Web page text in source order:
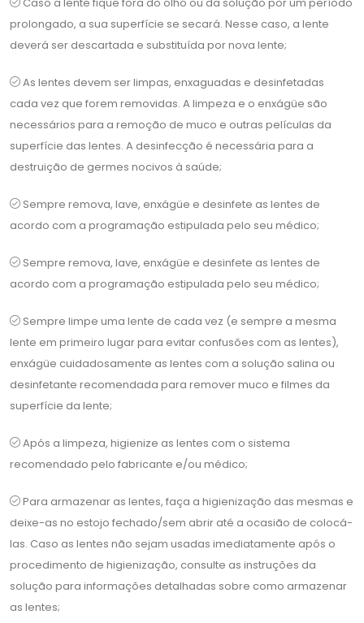
prolongado, a sua superfície se secará. Nesse caso, a lente
deverá ser descartada e substituída por nova lente;
As lentes devem ser limpas, enxaguadas e desinfetadas
cada vez que forem removidas. A limpeza e o enxágüe são
necessários para a remoção de muco e outras películas da
superfície das lentes. A desinfecção é necessária para a
destruição de germes nocivos à saúde;
Sempre remova, lave, enxágüe e desinfete as lentes de
acordo com a programação estipulada pelo seu médico;
Sempre remova, lave, enxágüe e desinfete as lentes de
acordo com a programação estipulada pelo seu médico;
Sempre limpe uma lente de cada vez (e sempre a mesma
lente em primeiro lugar para evitar confusões com as lentes),
enxágüe cuidadosamente as lentes com a solução salina ou
desinfetante recomendada para remover muco e filmes da
superfície da lente;
Após a limpeza, higienize as lentes com o sistema
recomendado pelo fabricante e/ou médico;
Para armazenar as lentes, faça a higienização das mesmas e
deixe-as no estojo fechado/sem abrir até a ocasião de colocá-
las. Caso as lentes não sejam usadas imediatamente após o
procedimento de higienização, consulte as instruções da
solução para informações detalhadas sobre como armazenar
as lentes;